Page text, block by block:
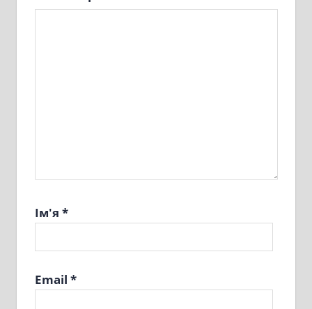
Ім'я *
Email *